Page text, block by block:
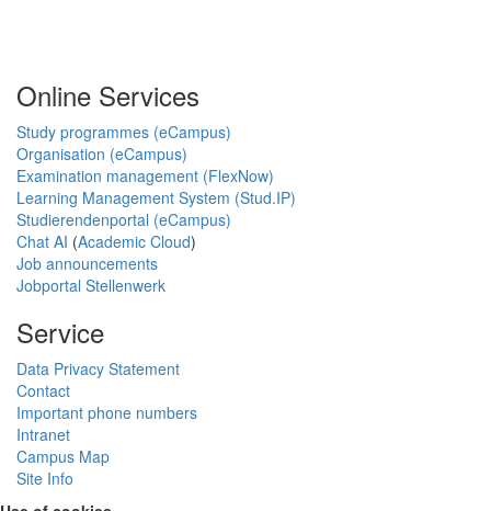
Online Services
Study programmes (eCampus)
Organisation (eCampus)
Examination management (FlexNow)
Learning Management System (Stud.IP)
Studierendenportal (eCampus)
Chat AI (Academic Cloud)
Job announcements
Jobportal Stellenwerk
Service
Data Privacy Statement
Contact
Important phone numbers
Intranet
Campus Map
Site Info